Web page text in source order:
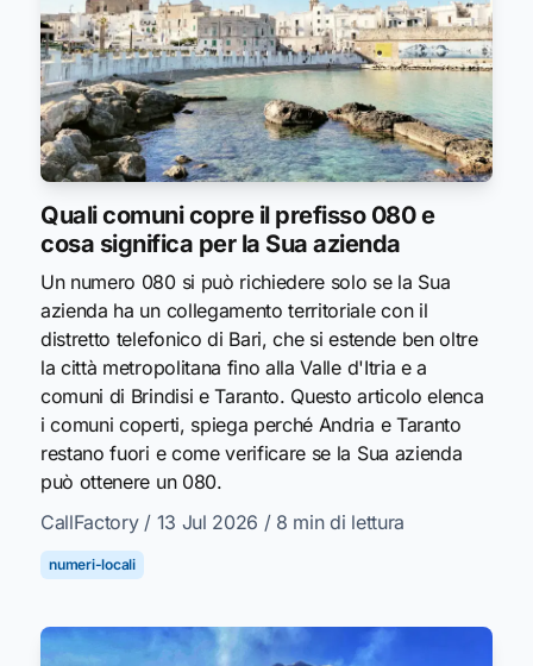
Quali comuni copre il prefisso 080 e
cosa significa per la Sua azienda
Un numero 080 si può richiedere solo se la Sua
azienda ha un collegamento territoriale con il
distretto telefonico di Bari, che si estende ben oltre
la città metropolitana fino alla Valle d'Itria e a
comuni di Brindisi e Taranto. Questo articolo elenca
i comuni coperti, spiega perché Andria e Taranto
restano fuori e come verificare se la Sua azienda
può ottenere un 080.
CallFactory / 13 Jul 2026 / 8 min di lettura
numeri-locali